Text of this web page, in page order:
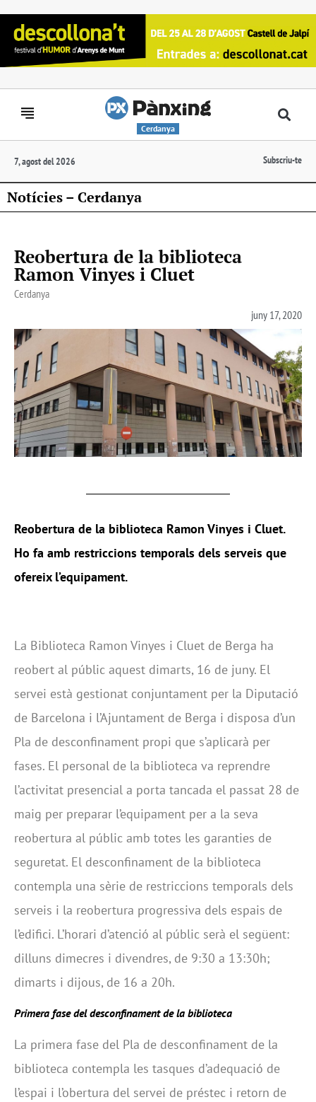
Cerdanya
7, agost del 2026 Subscriu-te
Notícies – Cerdanya
Reobertura de la biblioteca
Ramon Vinyes i Cluet
Cerdanya
juny 17, 2020
Reobertura de la biblioteca Ramon Vinyes i Cluet.
Ho fa amb restriccions temporals dels serveis que
ofereix l’equipament.
La Biblioteca Ramon Vinyes i Cluet de Berga ha
reobert al públic aquest dimarts, 16 de juny. El
servei està gestionat conjuntament per la Diputació
de Barcelona i l’Ajuntament de Berga i disposa d’un
Pla de desconfinament propi que s’aplicarà per
fases. El personal de la biblioteca va reprendre
l’activitat presencial a porta tancada el passat 28 de
maig per preparar l’equipament per a la seva
reobertura al públic amb totes les garanties de
seguretat. El desconfinament de la biblioteca
contempla una sèrie de restriccions temporals dels
serveis i la reobertura progressiva dels espais de
l’edifici. L’horari d’atenció al públic serà el següent:
dilluns dimecres i divendres, de 9:30 a 13:30h;
dimarts i dijous, de 16 a 20h.
Primera fase del desconfinament de la biblioteca
La primera fase del Pla de desconfinament de la
biblioteca contempla les tasques d’adequació de
l’espai i l’obertura del servei de préstec i retorn de